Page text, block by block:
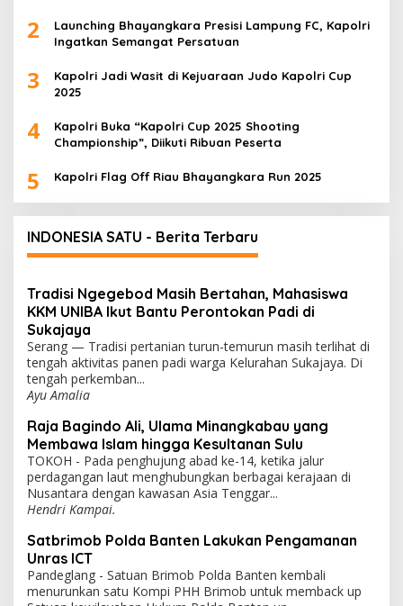
2
Launching Bhayangkara Presisi Lampung FC, Kapolri
Ingatkan Semangat Persatuan
3
Kapolri Jadi Wasit di Kejuaraan Judo Kapolri Cup
2025
4
Kapolri Buka “Kapolri Cup 2025 Shooting
Championship”, Diikuti Ribuan Peserta
5 Kapolri Flag Off Riau Bhayangkara Run 2025
INDONESIA SATU - Berita Terbaru
Tradisi Ngegebod Masih Bertahan, Mahasiswa
KKM UNIBA Ikut Bantu Perontokan Padi di
Sukajaya
Serang — Tradisi pertanian turun-temurun masih terlihat di
tengah aktivitas panen padi warga Kelurahan Sukajaya. Di
tengah perkemban...
Ayu Amalia
Raja Bagindo Ali, Ulama Minangkabau yang
Membawa Islam hingga Kesultanan Sulu
TOKOH - Pada penghujung abad ke-14, ketika jalur
perdagangan laut menghubungkan berbagai kerajaan di
Nusantara dengan kawasan Asia Tenggar...
Hendri Kampai.
Satbrimob Polda Banten Lakukan Pengamanan
Unras ICT
Pandeglang - Satuan Brimob Polda Banten kembali
menurunkan satu Kompi PHH Brimob untuk memback up